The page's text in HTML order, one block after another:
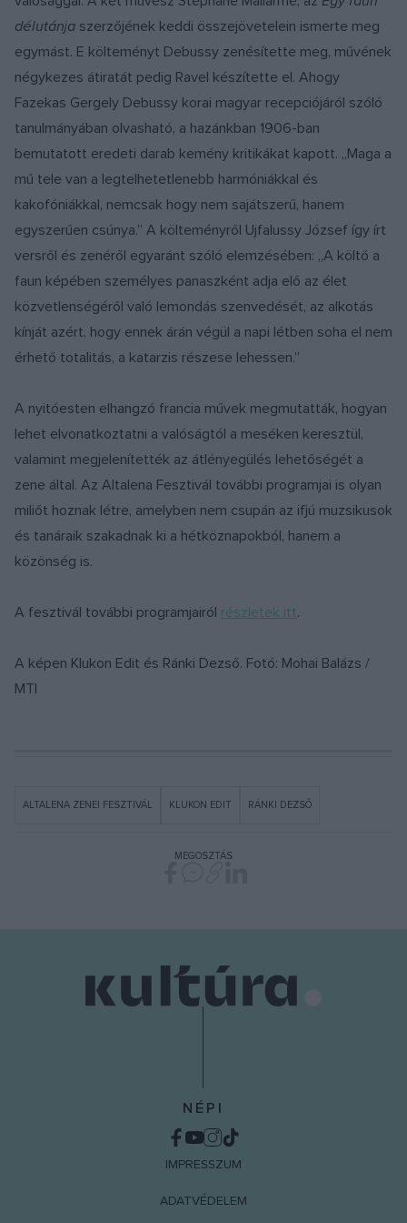
délutánja szerzőjének keddi összejövetelein ismerte meg
egymást. E költeményt Debussy zenésítette meg, művének
négykezes átiratát pedig Ravel készítette el. Ahogy
Fazekas Gergely Debussy korai magyar recepciójáról szóló
tanulmányában olvasható, a hazánkban 1906-ban
bemutatott eredeti darab kemény kritikákat kapott. „Maga a
mű tele van a legtelhetetlenebb harmóniákkal és
kakofóniákkal, nemcsak hogy nem sajátszerű, hanem
egyszerűen csúnya.” A költeményről Ujfalussy József így írt
versről és zenéről egyaránt szóló elemzésében: „A költő a
faun képében személyes panaszként adja elő az élet
közvetlenségéről való lemondás szenvedését, az alkotás
kínját azért, hogy ennek árán végül a napi létben soha el nem
érhető totalitás, a katarzis részese lehessen.”
A nyitóesten elhangzó francia művek megmutatták, hogyan
lehet elvonatkoztatni a valóságtól a meséken keresztül,
valamint megjelenítették az átlényegülés lehetőségét a
zene által. Az Altalena Fesztivál további programjai is olyan
miliőt hoznak létre, amelyben nem csupán az ifjú muzsikusok
és tanáraik szakadnak ki a hétköznapokból, hanem a
közönség is.
A fesztivál további programjairól részletek itt.
A képen Klukon Edit és Ránki Dezső. Fotó: Mohai Balázs /
MTI
ALTALENA ZENEI FESZTIVÁL KLUKON EDIT RÁNKI DEZSŐ
MEGOSZTÁS
NÉPI
IMPRESSZUM
ADATVÉDELEM